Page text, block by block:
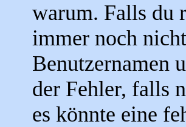
warum. Falls du
immer noch
Benutzernamen
der Fehler, falls
es könnte eine